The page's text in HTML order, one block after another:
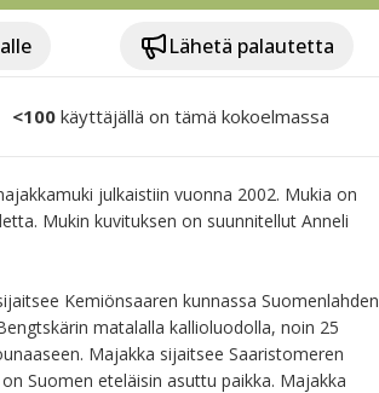
Lähetä palautetta
<100 käyttäjällä on tämä kokoelmassa
julkaistiin vuonna 2002. Mukia on
Mukin kuvituksen on suunnitellut Anneli
Kemiönsaaren kunnassa Suomenlahden
matalalla kallioluodolla, noin 25
Majakka sijaitsee Saaristomeren
Suomen eteläisin asuttu paikka. Majakka